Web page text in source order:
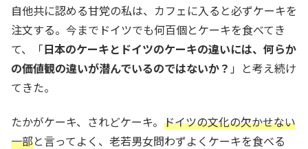
自他共に認める甘党の私は、カフェに入ると必ずケーキを
注文する。今までドイツでも何百個とケーキを食べてき
て、「日本のケーキとドイツのケーキの違いには、何らか
の価値観の違いが潜んでいるのではないか？ 」と考え続け
てきた。
たかがケーキ、されどケーキ。 ドイツの文化の欠かせない
一部と言ってよく、老若男女問わずよくケーキを食べる